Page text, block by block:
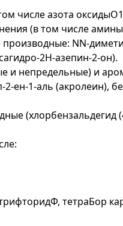
числе азота
(в том числе
NN-
2Н-азепин-2-он).
и непредельные) и
ен-1-аль (акролеин),
(хлорбензальдегид
тетраБор